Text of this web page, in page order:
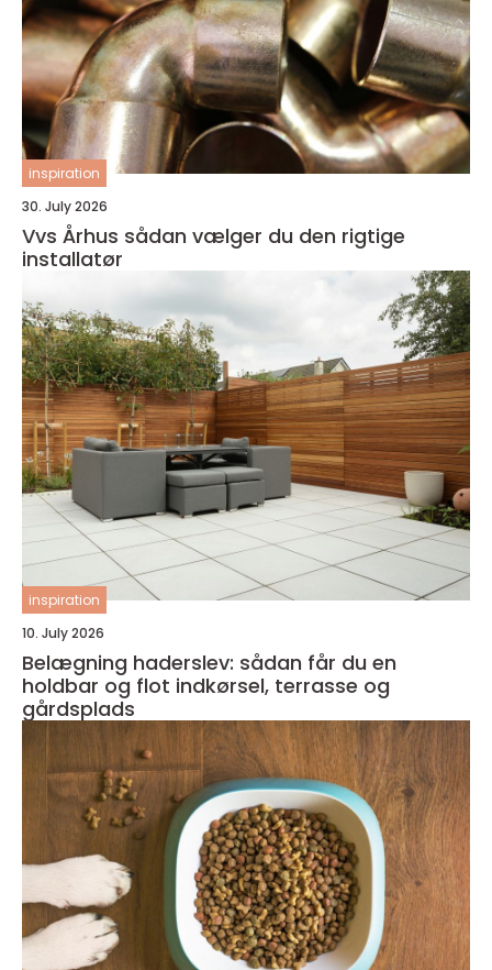
inspiration
30. July 2026
Vvs Århus sådan vælger du den rigtige
installatør
inspiration
10. July 2026
Belægning haderslev: sådan får du en
holdbar og flot indkørsel, terrasse og
gårdsplads